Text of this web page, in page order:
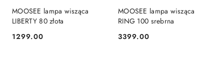
MOOSEE lampa wisząca
LIBERTY 80 złota
Cena:
1299.00
MOOSEE lampa wisząca
RING 100 srebrna
Cena:
3399.00